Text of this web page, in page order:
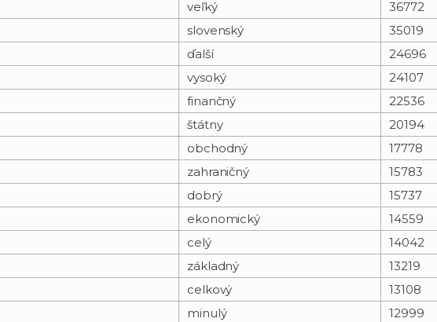
e
t
veľký
36772
slovenský
35019
ďalší
24696
vysoký
24107
finančný
22536
štátny
20194
obchodný
17778
zahraničný
15783
dobrý
15737
ekonomický
14559
celý
14042
základný
13219
celkový
13108
minulý
12999